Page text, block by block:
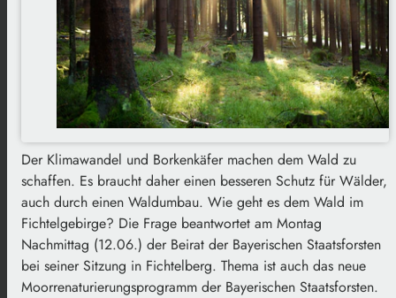
Der Klimawandel und Borkenkäfer machen dem Wald zu
schaffen. Es braucht daher einen besseren Schutz für Wälder,
auch durch einen Waldumbau. Wie geht es dem Wald im
Fichtelgebirge? Die Frage beantwortet am Montag
Nachmittag (12.06.) der Beirat der Bayerischen Staatsforsten
bei seiner Sitzung in Fichtelberg. Thema ist auch das neue
Moorrenaturierungsprogramm der Bayerischen Staatsforsten.